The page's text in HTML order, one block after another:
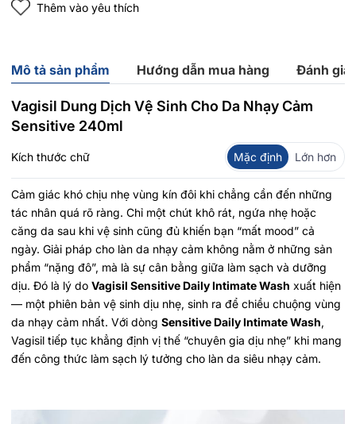
Thêm vào yêu thích
Mô tả sản phẩm Hướng dẫn mua hàng Đánh giá
Vagisil Dung Dịch Vệ Sinh Cho Da Nhạy Cảm
Sensitive 240ml
Kích thước chữ Mặc định Lớn hơn
Cảm giác khó chịu nhẹ vùng kín đôi khi chẳng cần đến những
tác nhân quá rõ ràng. Chỉ một chút khô rát, ngứa nhẹ hoặc
căng da sau khi vệ sinh cũng đủ khiến bạn “mất mood” cả
ngày. Giải pháp cho làn da nhạy cảm không nằm ở những sản
phẩm “nặng đô”, mà là sự cân bằng giữa làm sạch và dưỡng
dịu. Đó là lý do Vagisil Sensitive Daily Intimate Wash xuất hiện
— một phiên bản vệ sinh dịu nhẹ, sinh ra để chiều chuộng vùng
da nhạy cảm nhất. Với dòng Sensitive Daily Intimate Wash,
Vagisil tiếp tục khẳng định vị thế “chuyên gia dịu nhẹ” khi mang
đến công thức làm sạch lý tưởng cho làn da siêu nhạy cảm.